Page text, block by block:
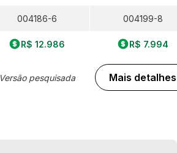
004186-6
R$ 12.986
Versão pesquisada
004199-8
R$ 7.994
Mais detalhes